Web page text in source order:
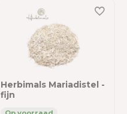
Herbimals Mariadistel -
fijn